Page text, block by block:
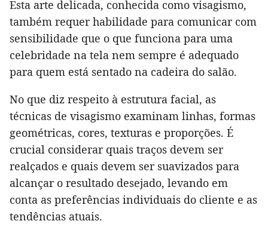
Esta arte delicada, conhecida como visagismo,
também requer habilidade para comunicar com
sensibilidade que o que funciona para uma
celebridade na tela nem sempre é adequado
para quem está sentado na cadeira do salão.
No que diz respeito à estrutura facial, as
técnicas de visagismo examinam linhas, formas
geométricas, cores, texturas e proporções. É
crucial considerar quais traços devem ser
realçados e quais devem ser suavizados para
alcançar o resultado desejado, levando em
conta as preferências individuais do cliente e as
tendências atuais.